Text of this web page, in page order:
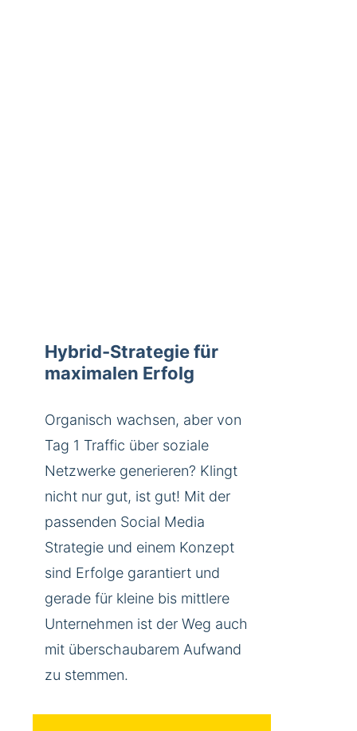
Hybrid-Strategie für
maximalen Erfolg
Organisch wachsen, aber von
Tag 1 Traffic über soziale
Netzwerke generieren? Klingt
nicht nur gut, ist gut! Mit der
passenden Social Media
Strategie und einem Konzept
sind Erfolge garantiert und
gerade für kleine bis mittlere
Unternehmen ist der Weg auch
mit überschaubarem Aufwand
zu stemmen.